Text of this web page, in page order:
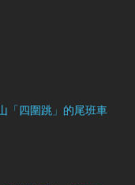
「四圍跳」的尾班車